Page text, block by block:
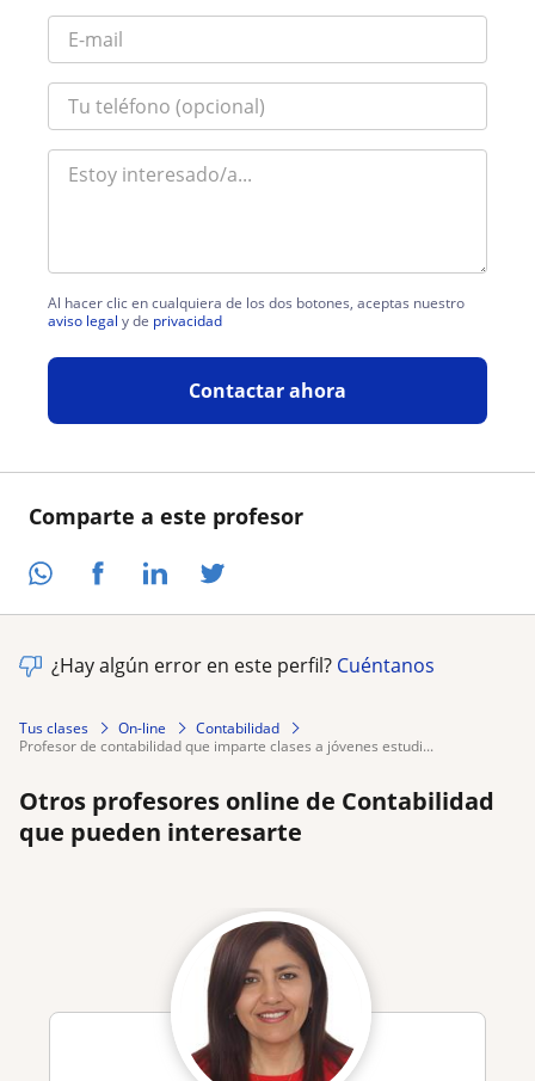
Comparte a este profesor
Al hacer clic en cualquiera de los dos botones, aceptas nuestro
aviso legal y de privacidad
Contactar ahora
¿Hay algún error en este perfil? Cuéntanos
Tus clases On-line
Contabilidad
profesor de contabilidad que imparte clases a jóvenes estudi...
Otros profesores online de Contabilidad
que pueden interesarte